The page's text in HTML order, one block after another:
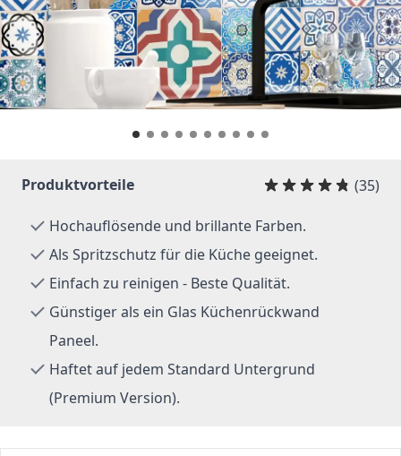
Produktvorteile (35)
Hochauflösende und brillante Farben.
Als Spritzschutz für die Küche geeignet.
Einfach zu reinigen - Beste Qualität.
Günstiger als ein Glas Küchenrückwand
Paneel.
Haftet auf jedem Standard Untergrund
(Premium Version).